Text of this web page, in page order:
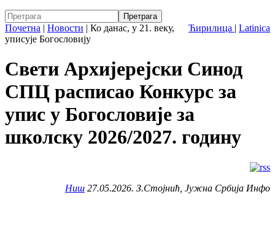
Ћирилица | Latinica
Почетна | Новости | Ко данас, у 21. веку,
уписује Богословију
Свети Архијерејски Синод
СПЦ расписао Конкурс за
упис у Богословије за
школску 2026/2027. годину
Ниш 27.05.2026. З.Стојнић, Јужна Србија Инфо